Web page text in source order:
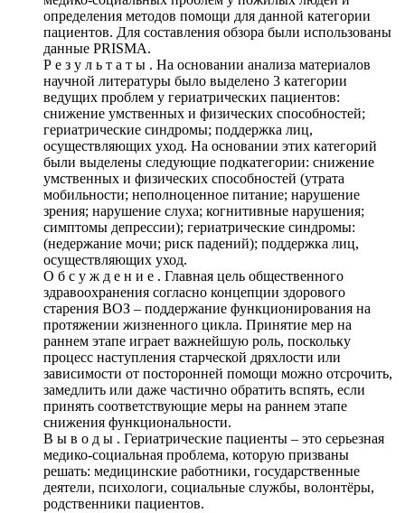
определения методов помощи для данной категории
пациентов. Для составления обзора были использованы
данные PRISMA.
Р е з у л ь т а т ы . На основании анализа материалов
научной литературы было выделено 3 категории
ведущих проблем у гериатрических пациентов:
снижение умственных и физических способностей;
гериатрические синдромы; поддержка лиц,
осуществляющих уход. На основании этих категорий
были выделены следующие подкатегории: снижение
умственных и физических способностей (утрата
мобильности; неполноценное питание; нарушение
зрения; нарушение слуха; когнитивные нарушения;
симптомы депрессии); гериатрические синдромы:
(недержание мочи; риск падений); поддержка лиц,
осуществляющих уход.
О б с у ж д е н и е . Главная цель общественного
здравоохранения согласно концепции здорового
старения ВОЗ – поддержание функционирования на
протяжении жизненного цикла. Принятие мер на
раннем этапе играет важнейшую роль, поскольку
процесс наступления старческой дряхлости или
зависимости от посторонней помощи можно отсрочить,
замедлить или даже частично обратить вспять, если
принять соответствующие меры на раннем этапе
снижения функциональности.
В ы в о д ы . Гериатрические пациенты – это серьезная
медико-социальная проблема, которую призваны
решать: медицинские работники, государственные
деятели, психологи, социальные службы, волонтёры,
родственники пациентов.